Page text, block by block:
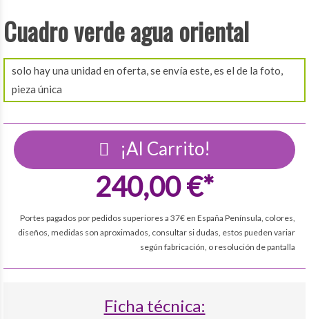
Cuadro verde agua oriental
solo hay una unidad en oferta, se envía este, es el de la foto,
pieza única
¡Al Carrito!
240,00 €*
Portes pagados por pedidos superiores a 37€ en España Península, colores,
diseños, medidas son aproximados, consultar si dudas, estos pueden variar
según fabricación, o resolución de pantalla
Ficha técnica: